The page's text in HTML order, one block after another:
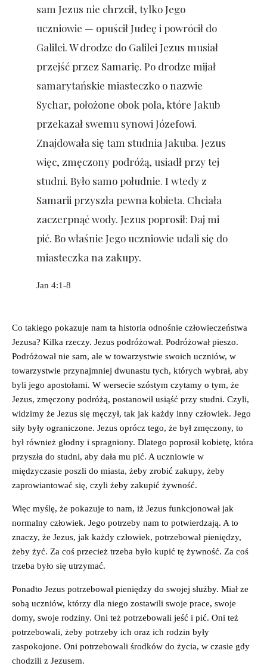
sam Jezus nie chrzcił, tylko Jego
uczniowie — opuścił Judeę i powrócił do
Galilei. W drodze do Galilei Jezus musiał
przejść przez Samarię. Po drodze mijał
samarytańskie miasteczko o nazwie
Sychar, położone obok pola, które Jakub
przekazał swemu synowi Józefowi.
Znajdowała się tam studnia Jakuba. Jezus
więc, zmęczony podróżą, usiadł przy tej
studni. Było samo południe. I wtedy z
Samarii przyszła pewna kobieta. Chciała
zaczerpnąć wody. Jezus poprosił: Daj mi
pić. Bo właśnie Jego uczniowie udali się do
miasteczka na zakupy.
Jan 4:1-8
Co takiego pokazuje nam ta historia odnośnie człowieczeństwa
Jezusa? Kilka rzeczy. Jezus podróżował. Podróżował pieszo.
Podróżował nie sam, ale w towarzystwie swoich uczniów, w
towarzystwie przynajmniej dwunastu tych, których wybrał, aby
byli jego apostołami. W wersecie szóstym czytamy o tym, że
Jezus, zmęczony podróżą, postanowił usiąść przy studni. Czyli,
widzimy że Jezus się męczył, tak jak każdy inny człowiek. Jego
siły były ograniczone. Jezus oprócz tego, że był zmęczony, to
był również głodny i spragniony. Dlatego poprosił kobietę, która
przyszła do studni, aby dała mu pić. A uczniowie w
międzyczasie poszli do miasta, żeby zrobić zakupy, żeby
zaprowiantować się, czyli żeby zakupić żywność.
Więc myślę, że pokazuje to nam, iż Jezus funkcjonował jak
normalny człowiek. Jego potrzeby nam to potwierdzają. A to
znaczy, że Jezus, jak każdy człowiek, potrzebował pieniędzy,
żeby żyć. Za coś przecież trzeba było kupić tę żywność. Za coś
trzeba było się utrzymać.
Ponadto Jezus potrzebował pieniędzy do swojej służby. Miał ze
sobą uczniów, którzy dla niego zostawili swoje prace, swoje
domy, swoje rodziny. Oni też potrzebowali jeść i pić. Oni też
potrzebowali, żeby potrzeby ich oraz ich rodzin były
zaspokojone. Oni potrzebowali środków do życia, w czasie gdy
chodzili z Jezusem.